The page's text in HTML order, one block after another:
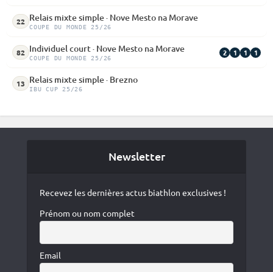
22 Relais mixte simple · Nove Mesto na Morave
COUPE DU MONDE 25/26
82 Individuel court · Nove Mesto na Morave
COUPE DU MONDE 25/26
2 1 1 1
13 Relais mixte simple · Brezno
IBU CUP 25/26
Newsletter
Recevez les dernières actus biathlon exclusives !
Prénom ou nom complet
Email